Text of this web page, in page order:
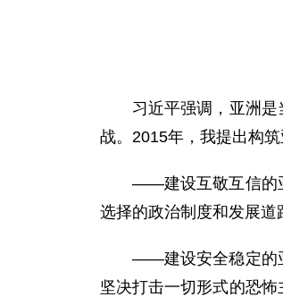
习近平强调，亚洲是当
战。2015年，我提出构
——建设互敬互信的亚
选择的政治制度和发展道
——建设安全稳定的亚
坚决打击一切形式的恐